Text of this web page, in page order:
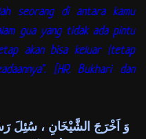
seorang di antara kamu
gua yang tidak ada pintu
akan bisa keluar (tetap
[HR. Bukhari dan
وَ اَخْرَجَ الشَّيْخَانِ ، سُئِلَ